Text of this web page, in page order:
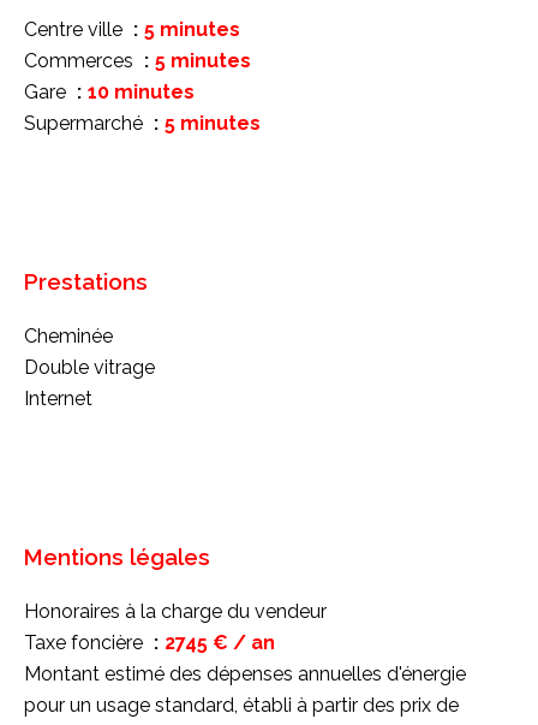
Centre ville
5 minutes
Commerces
5 minutes
Gare
10 minutes
Supermarché
5 minutes
Prestations
Cheminée
Double vitrage
Internet
Mentions légales
Honoraires à la charge du vendeur
Taxe foncière
2745 € / an
Montant estimé des dépenses annuelles d'énergie
pour un usage standard, établi à partir des prix de